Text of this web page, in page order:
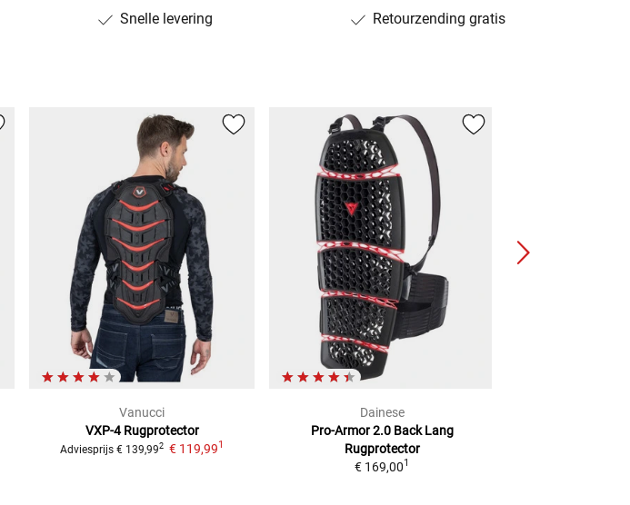
Snelle levering Retourzending gratis
Vanucci
VXP-4 Rugprotector
Adviesprijs € 139,992 € 119,991
Dainese
Pro-Armor 2.0 Back Lang
Rugprotector
€ 169,001